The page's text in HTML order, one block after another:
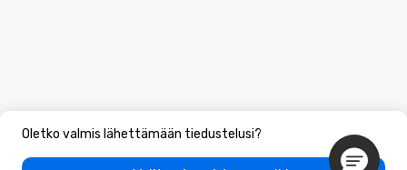
Oletko valmis lähettämään tiedustelusi?